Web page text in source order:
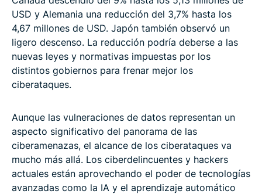
USD y Alemania una reducción del 3,7% hasta los
4,67 millones de USD. Japón también observó un
ligero descenso. La reducción podría deberse a las
nuevas leyes y normativas impuestas por los
distintos gobiernos para frenar mejor los
ciberataques.
Aunque las vulneraciones de datos representan un
aspecto significativo del panorama de las
ciberamenazas, el alcance de los ciberataques va
mucho más allá. Los ciberdelincuentes y hackers
actuales están aprovechando el poder de tecnologías
avanzadas como la IA y el aprendizaje automático